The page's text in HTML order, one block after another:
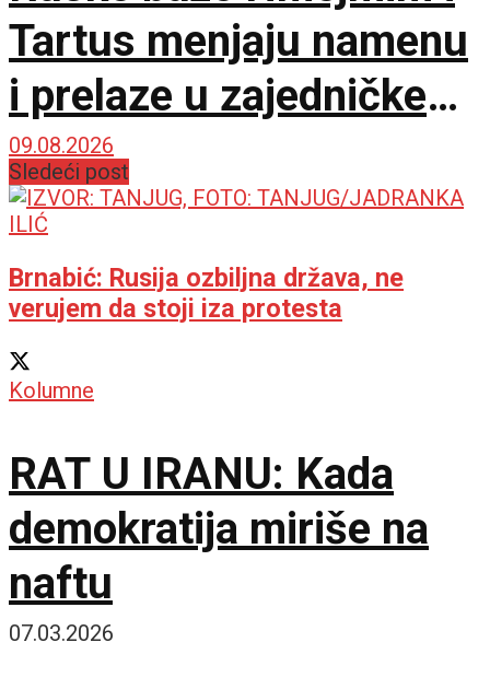
Tartus menjaju namenu
i prelaze u zajedničke
centre
09.08.2026
Sledeći post
Brnabić: Rusija ozbiljna država, ne
verujem da stoji iza protesta
Kolumne
RAT U IRANU: Kada
demokratija miriše na
naftu
07.03.2026